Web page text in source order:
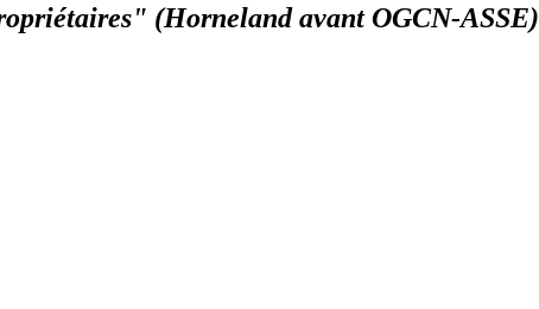
(Horneland avant OGCN-ASSE)